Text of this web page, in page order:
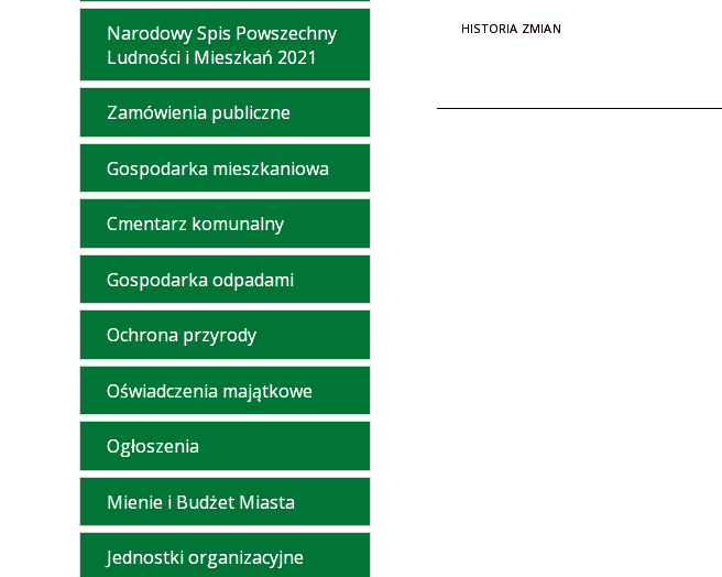
Narodowy Spis Powszechny
Ludności i Mieszkań 2021
Zamówienia publiczne
Gospodarka mieszkaniowa
Cmentarz komunalny
Gospodarka odpadami
Ochrona przyrody
Oświadczenia majątkowe
Ogłoszenia
Mienie i Budżet Miasta
Jednostki organizacyjne
HISTORIA ZMIAN